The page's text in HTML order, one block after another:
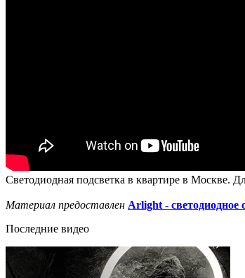
Светодиодная подсветка в квартире в Москве.
Материал предоставлен Arlight - светодиодное
Последние видео